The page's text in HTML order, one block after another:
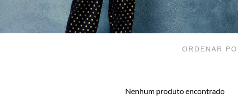
ORDENAR
Nenhum produto encontrado